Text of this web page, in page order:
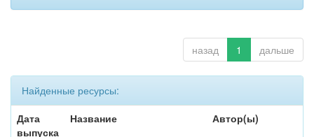
назад 1 дальше
Найденные ресурсы:
Дата
выпуска
Название Автор(ы)